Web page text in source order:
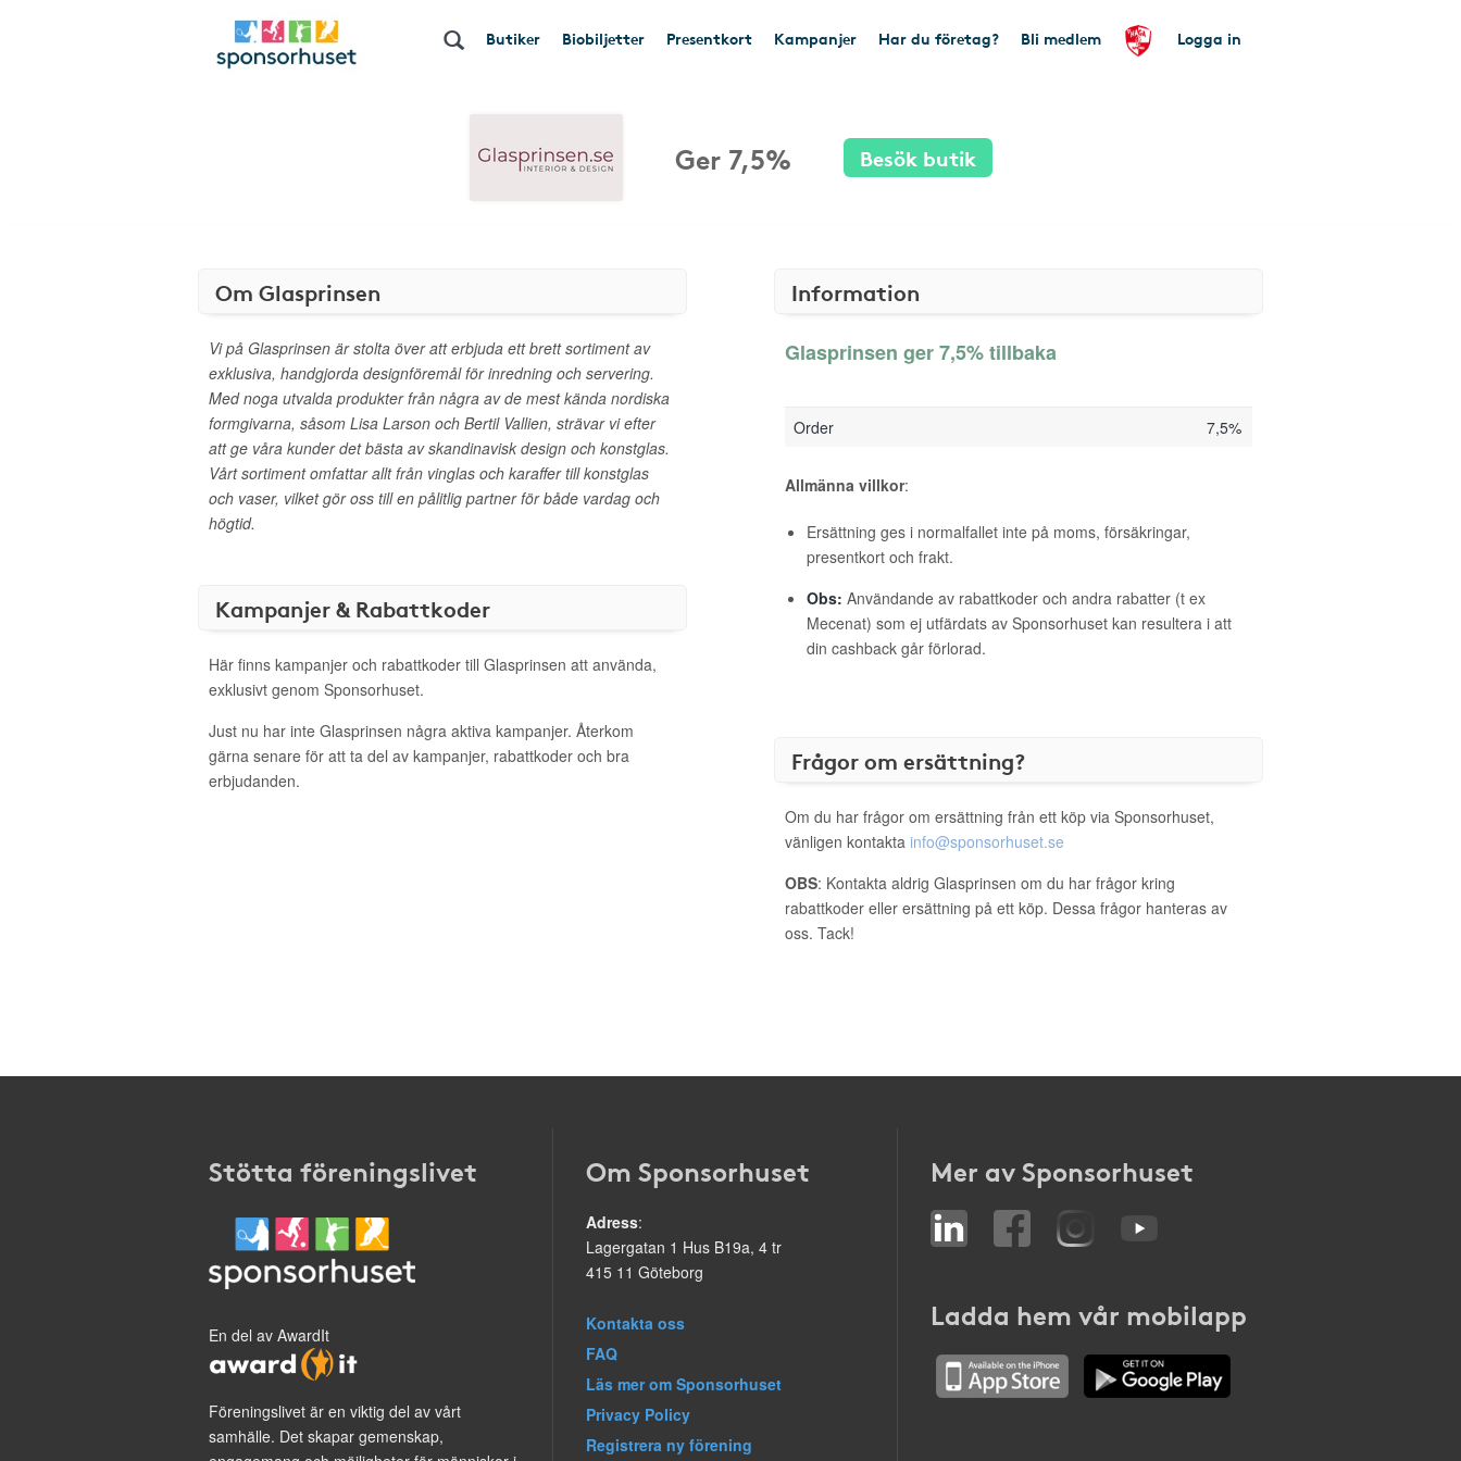
Butiker Biobiljetter Presentkort Kampanjer Har du företag? Bli medlem Logga in
Ger 7,5% Besök butik
Om Glasprinsen
Vi på Glasprinsen är stolta över att erbjuda ett brett sortiment av
exklusiva, handgjorda designföremål för inredning och servering.
Med noga utvalda produkter från några av de mest kända nordiska
formgivarna, såsom Lisa Larson och Bertil Vallien, strävar vi efter
att ge våra kunder det bästa av skandinavisk design och konstglas.
Vårt sortiment omfattar allt från vinglas och karaffer till konstglas
och vaser, vilket gör oss till en pålitlig partner för både vardag och
högtid.
Kampanjer & Rabattkoder
Här finns kampanjer och rabattkoder till Glasprinsen att använda,
exklusivt genom Sponsorhuset.
Just nu har inte Glasprinsen några aktiva kampanjer. Återkom
gärna senare för att ta del av kampanjer, rabattkoder och bra
erbjudanden.
Information
Glasprinsen ger 7,5% tillbaka
Order 7,5%
Allmänna villkor:
Ersättning ges i normalfallet inte på moms, försäkringar,
presentkort och frakt.
Obs: Användande av rabattkoder och andra rabatter (t ex
Mecenat) som ej utfärdats av Sponsorhuset kan resultera i att
din cashback går förlorad.
Frågor om ersättning?
Om du har frågor om ersättning från ett köp via Sponsorhuset,
vänligen kontakta info@sponsorhuset.se
OBS: Kontakta aldrig Glasprinsen om du har frågor kring
rabattkoder eller ersättning på ett köp. Dessa frågor hanteras av
oss. Tack!
Stötta föreningslivet
En del av AwardIt
Föreningslivet är en viktig del av vårt
samhälle. Det skapar gemenskap,
Om Sponsorhuset
Adress:
Lagergatan 1 Hus B19a, 4 tr
415 11 Göteborg
Kontakta oss
FAQ
Läs mer om Sponsorhuset
Privacy Policy
Registrera ny förening
Mer av Sponsorhuset
Ladda hem vår mobilapp